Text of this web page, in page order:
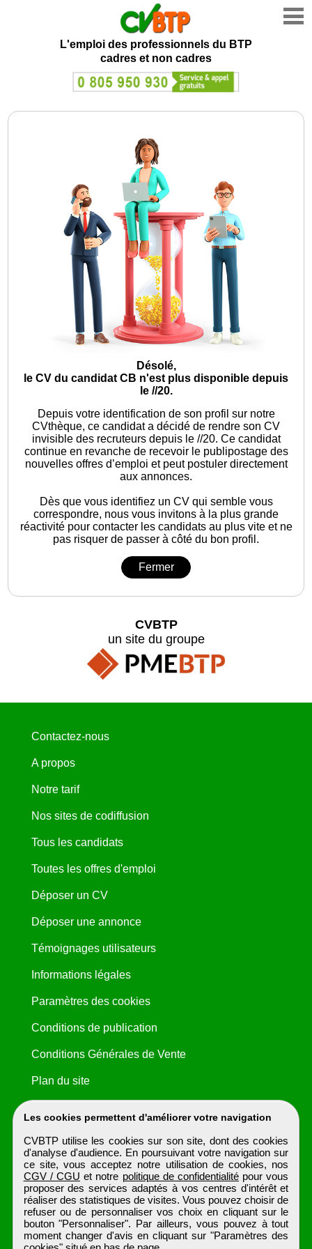
L'emploi des professionnels du BTP
cadres et non cadres
Désolé,
le CV du candidat CB n'est plus disponible depuis
le //20.
Depuis votre identification de son profil sur notre
CVthèque, ce candidat a décidé de rendre son CV
invisible des recruteurs depuis le //20. Ce candidat
continue en revanche de recevoir le publipostage des
nouvelles offres d’emploi et peut postuler directement
aux annonces.
Dès que vous identifiez un CV qui semble vous
correspondre, nous vous invitons à la plus grande
réactivité pour contacter les candidats au plus vite et ne
pas risquer de passer à côté du bon profil.
Fermer
Les cookies permettent d'améliorer votre navigation
CVBTP utilise les cookies sur son site, dont des cookies
d'analyse d'audience. En poursuivant votre navigation sur
ce site, vous acceptez notre utilisation de cookies, nos
CGV / CGU et notre politique de confidentialité pour vous
proposer des services adaptés à vos centres d'intérêt et
réaliser des statistiques de visites. Vous pouvez choisir de
refuser ou de personnaliser vos choix en cliquant sur le
bouton "Personnaliser". Par ailleurs, vous pouvez à tout
moment changer d'avis en cliquant sur "Paramètres des
CVBTP
un site du groupe
Contactez-nous
A propos
Notre tarif
Nos sites de codiffusion
Tous les candidats
Toutes les offres d'emploi
Déposer un CV
Déposer une annonce
Témoignages utilisateurs
Informations légales
Paramètres des cookies
Conditions de publication
Conditions Générales de Vente
Plan du site